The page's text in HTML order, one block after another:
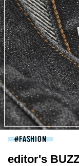
FASHION
editor's